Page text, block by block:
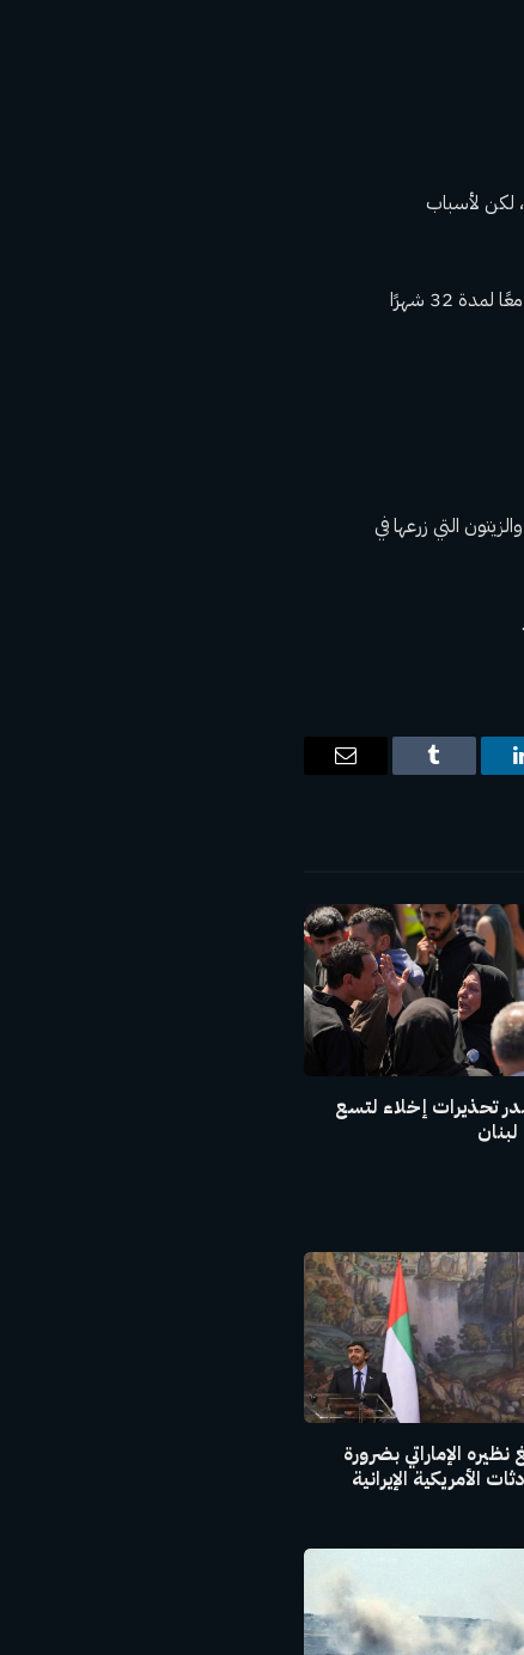
الزواج منه، لكن لأسباب
“لم أقابله من قبل. التقينا عندما أطلق سراحه عام 2011. بعد شهر من خروجه، تزوجنا، لكننا عشنا معًا لمدة 32 شهرًا
والزيتون التي زرعها في
لينكدإن Tumblr
البريد
تحذيرات إخلاء لتسع
الإماراتي بضرورة
الأمريكية الإيرانية